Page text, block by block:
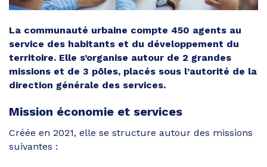
La communauté urbaine compte 450 agents au
service des habitants et du développement du
territoire. Elle s’organise autour de 2 grandes
missions et de 3 pôles, placés sous l’autorité de la
direction générale des services.
Mission économie et services
Créée en 2021, elle se structure autour des missions
suivantes :